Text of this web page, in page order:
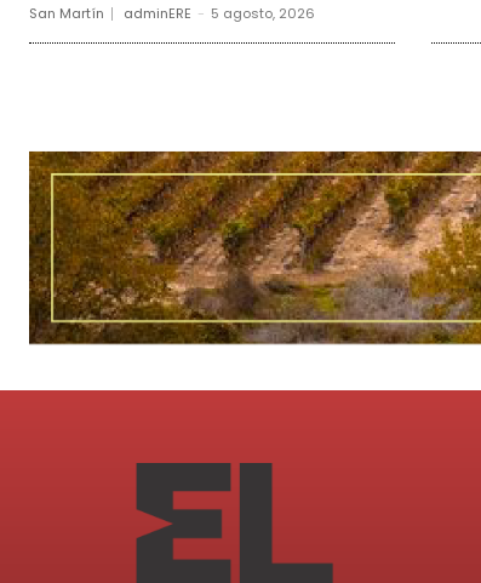
San Martín adminERE - 5 agosto, 2026